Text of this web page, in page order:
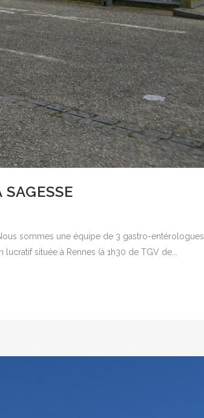
sommes une équipe de 3 gastro-entérologues
située à Rennes (à 1h30 de TGV de...